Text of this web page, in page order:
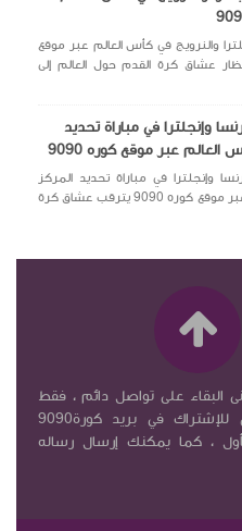
والنرويج في كأس العالم عبر موقع
تتجه أنظار عشاق كرة القدم حول العالم إلى
وإنجلترا في مباراة تحديد
العالم عبر موقع كوره 9090
وإنجلترا في مباراة تحديد المركز
الثالث بكأس العالم عبر موقع كوره 9090 يترقب عشاق كرة
البقاء على تواصل دائم ، فقط
قم بإدخال بريدك الإلكتروني للإشتراك في بريد كورة9090
، كما يمكنك إرسال رساله